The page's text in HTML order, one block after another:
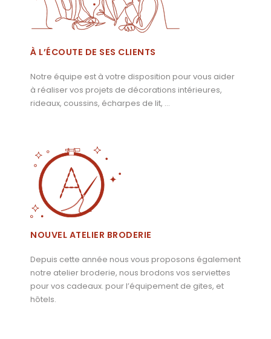
À L’ÉCOUTE DE SES CLIENTS
Notre équipe est à votre disposition pour vous aider
à réaliser vos projets de décorations intérieures,
rideaux, coussins, écharpes de lit, …
NOUVEL ATELIER BRODERIE
Depuis cette année nous vous proposons également
notre atelier broderie, nous brodons vos serviettes
pour vos cadeaux. pour l’équipement de gites, et
hôtels.